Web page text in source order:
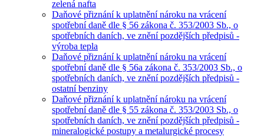
zelená nafta
Daňové přiznání k uplatnění nároku na vrácení
spotřební daně dle § 56 zákona č. 353/2003 Sb., o
spotřebních daních, ve znění pozdějších předpisů -
výroba tepla
Daňové přiznání k uplatnění nároku na vrácení
spotřební daně dle § 56a zákona č. 353/2003 Sb., o
spotřebních daních, ve znění pozdějších předpisů -
ostatní benziny
Daňové přiznání k uplatnění nároku na vrácení
spotřební daně dle § 55 zákona č. 353/2003 Sb., o
spotřebních daních, ve znění pozdějších předpisů -
mineralogické postupy a metalurgické procesy